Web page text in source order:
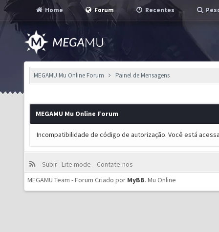
Home Forum Recentes
MEGAMU Mu Online Forum Painel de Mensagens
MEGAMU Mu Online Forum
Incompatibilidade de código de autorização. Você está
Subir Lite mode
Contate-nos
MEGAMU Team - Forum Criado por MyBB. Mu Online